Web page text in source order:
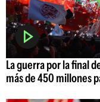
La guerra por la final
más de 450 millones